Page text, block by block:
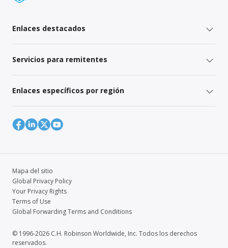
Enlaces destacados
Servicios para remitentes
Enlaces específicos por región
Mapa del sitio
Global Privacy Policy
Your Privacy Rights
Terms of Use
Global Forwarding Terms and Conditions
© 1996-2026 C.H. Robinson Worldwide, Inc. Todos los derechos
reservados.